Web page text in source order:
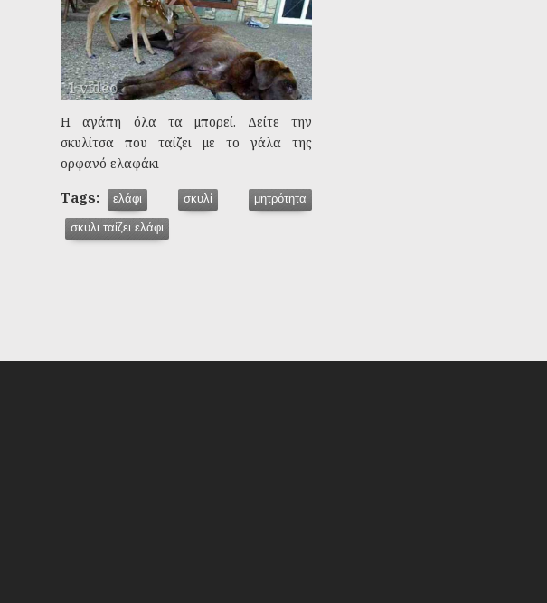
1 video
Η αγάπη όλα τα μπορεί. Δείτε την
σκυλίτσα που ταίζει με το γάλα της
ορφανό ελαφάκι
Tags: ελάφι σκυλί μητρότητα
σκυλι ταίζει ελάφι